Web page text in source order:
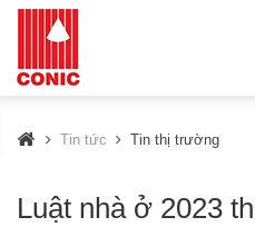
Tin tức Tin thị trường
Luật nhà ở 2023